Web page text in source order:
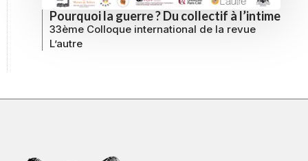
Pourquoi la guerre ? Du collectif à l’intime
33ème Colloque international de la revue
L’autre